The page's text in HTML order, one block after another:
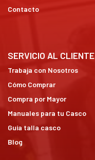
Contacto
SERVICIO AL CLIENTE
Trabaja con Nosotros
Cómo Comprar
Compra por Mayor
Manuales para tu Casco
Guía talla casco
Blog